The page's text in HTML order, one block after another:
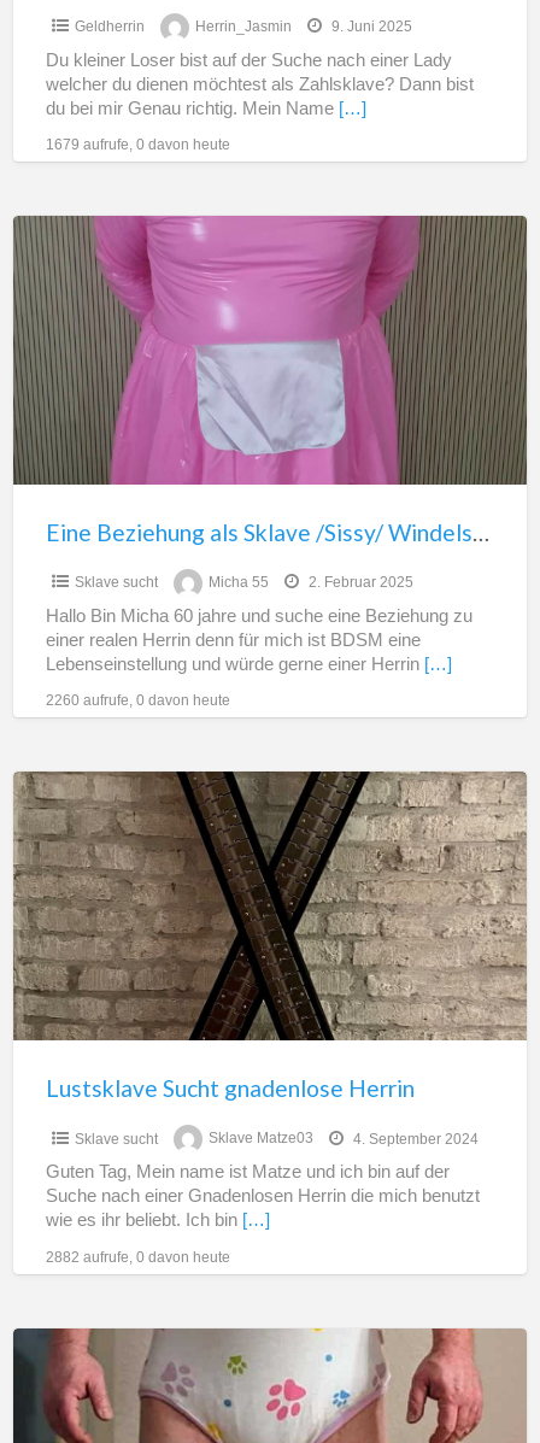
Geldherrin Herrin_Jasmin 9. Juni 2025
Du kleiner Loser bist auf der Suche nach einer Lady
welcher du dienen möchtest als Zahlsklave? Dann bist
du bei mir Genau richtig. Mein Name […]
1679 aufrufe, 0 davon heute
Eine
Beziehung
als
Sklave
/Sissy/
Windelsklave
Eine Beziehung als Sklave /Sissy/ Windelsklave
Sklave sucht Micha 55 2. Februar 2025
Hallo Bin Micha 60 jahre und suche eine Beziehung zu
einer realen Herrin denn für mich ist BDSM eine
Lebenseinstellung und würde gerne einer Herrin […]
2260 aufrufe, 0 davon heute
Lustsklave
Sucht
gnadenlose
Herrin
Lustsklave Sucht gnadenlose Herrin
Sklave sucht Sklave Matze03 4. September 2024
Guten Tag, Mein name ist Matze und ich bin auf der
Suche nach einer Gnadenlosen Herrin die mich benutzt
wie es ihr beliebt. Ich bin […]
2882 aufrufe, 0 davon heute
Suche
Windel-
Herrin